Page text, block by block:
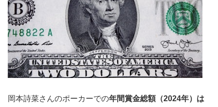
岡本詩菜さんのポーカーでの年間賞金総額（2024年）は